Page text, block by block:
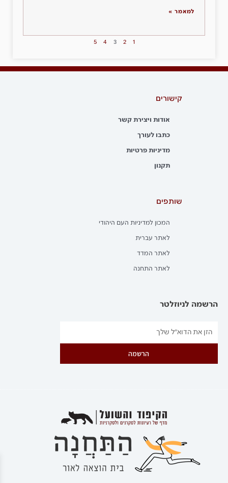
למאמר »
1
2
3
4
5
קישורים
אודות ויצירת קשר
כתבו לעורך
מדיניות פרטיות
תקנון
שותפים
המכון למדיניות העם היהודי
לאתר עברית
לאתר המדד
לאתר התחנה
הרשמה לניוזלטר
הרשמה